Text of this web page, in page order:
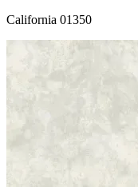
California 01350